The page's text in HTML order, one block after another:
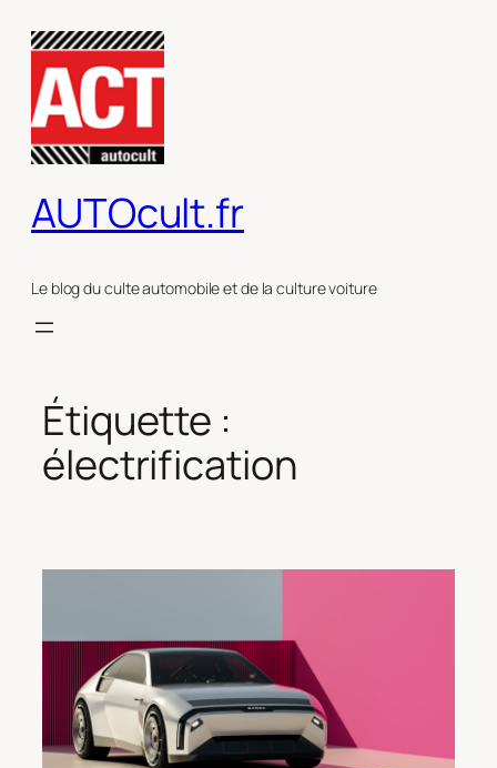
contenu
AUTOcult.fr
Le blog du culte automobile et de la culture voiture
Étiquette :
électrification